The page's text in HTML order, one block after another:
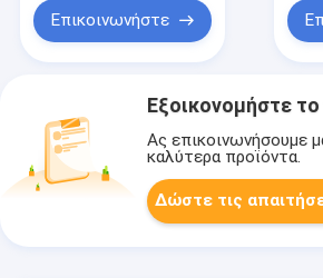
Επικοινωνήστε
Εξοικονομήστε
Ας επικοινωνήσουμε
καλύτερα προϊόντα.
Δώστε τις